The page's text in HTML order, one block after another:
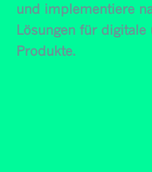
und implementiere
Lösungen für digitale
Produkte.